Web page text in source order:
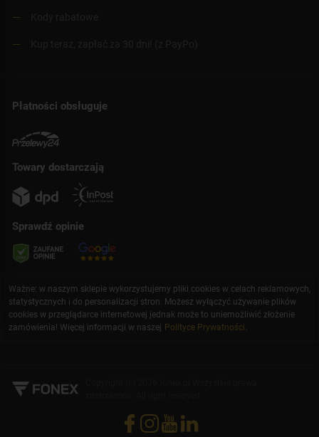
Płatności obsługuje
Towary dostarczają
Sprawdź opinie
Ważne: w naszym sklepie wykorzystujemy pliki cookies w celach reklamowych,
statystycznych i do personalizacji stron. Możesz wyłączyć używanie plików
cookies w przeglądarce internetowej jednak może to uniemożliwić złożenie
zamówienia! Więcej informacji w naszej Polityce Prywatności .